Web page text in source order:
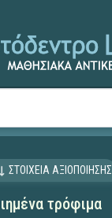
ΣΤΟΙΧΕΙΑ ΑΞΙΟΠΟΙΗΣΗΣ
τρόφιμα